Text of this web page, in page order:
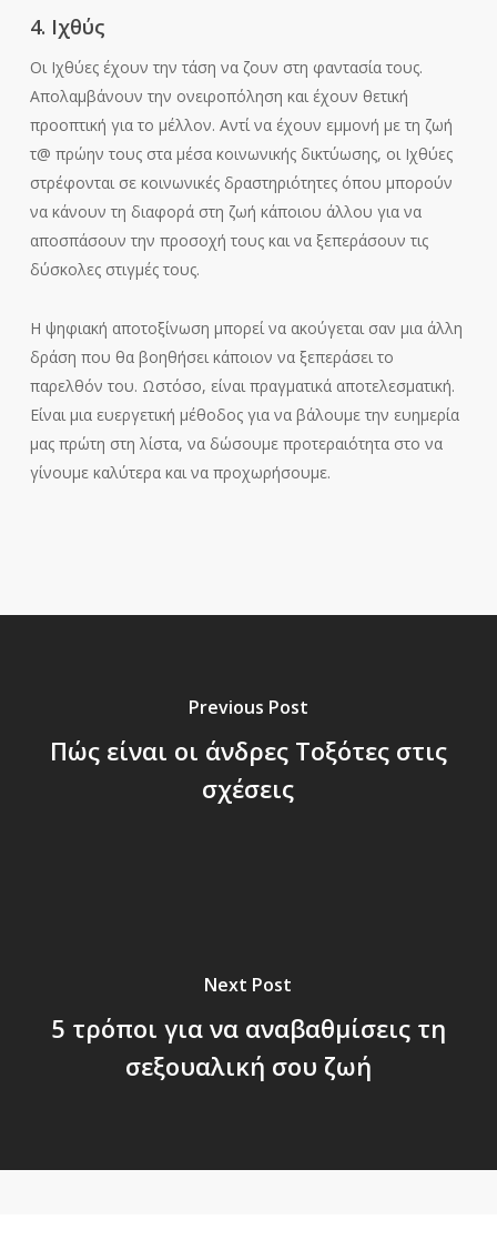
4. Ιχθύς
Οι Ιχθύες έχουν την τάση να ζουν στη φαντασία τους.
Απολαμβάνουν την ονειροπόληση και έχουν θετική
προοπτική για το μέλλον. Αντί να έχουν εμμονή με τη ζωή
τ@ πρώην τους στα μέσα κοινωνικής δικτύωσης, οι Ιχθύες
στρέφονται σε κοινωνικές δραστηριότητες όπου μπορούν
να κάνουν τη διαφορά στη ζωή κάποιου άλλου για να
αποσπάσουν την προσοχή τους και να ξεπεράσουν τις
δύσκολες στιγμές τους.
Η ψηφιακή αποτοξίνωση μπορεί να ακούγεται σαν μια άλλη
δράση που θα βοηθήσει κάποιον να ξεπεράσει το
παρελθόν του. Ωστόσο, είναι πραγματικά αποτελεσματική.
Είναι μια ευεργετική μέθοδος για να βάλουμε την ευημερία
μας πρώτη στη λίστα, να δώσουμε προτεραιότητα στο να
γίνουμε καλύτερα και να προχωρήσουμε.
Previous Post
Πώς είναι οι άνδρες Τοξότες στις
σχέσεις
Next Post
5 τρόποι για να αναβαθμίσεις τη
σεξουαλική σου ζωή